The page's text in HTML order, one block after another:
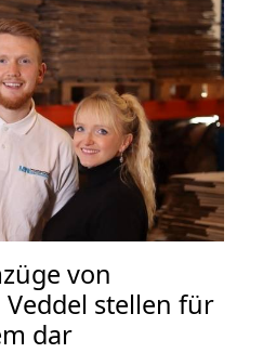
von
stellen für
dar